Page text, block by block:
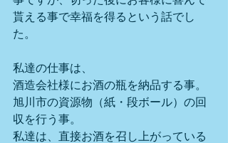
貰える事で幸福を得るという話でし
た。
私達の仕事は、
酒造会社様にお酒の瓶を納品する事。
旭川市の資源物（紙・段ボール）の回
収を行う事。
私達は、直接お酒を召し上がっている